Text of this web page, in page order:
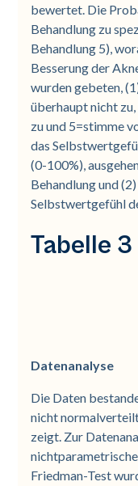
bewertet. Die
Behandlung zu
Behandlung 5),
Besserung der
wurden gebeten,
überhaupt nicht
zu und 5=stimme
das
(0-100%),
Behandlung und
Selbstwertgefühl
Tabelle 3
Datenanalyse
Die Daten
nicht
zeigt. Zur
Friedman-Test